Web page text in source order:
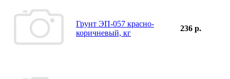
Грунт ЭП-057 красно-
коричневый, кг
236 р.